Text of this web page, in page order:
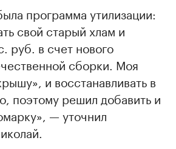
программа утилизации:
свой старый хлам и
руб. в счет нового
сборки. Моя
и восстанавливать в
поэтому решил добавить и
— уточнил